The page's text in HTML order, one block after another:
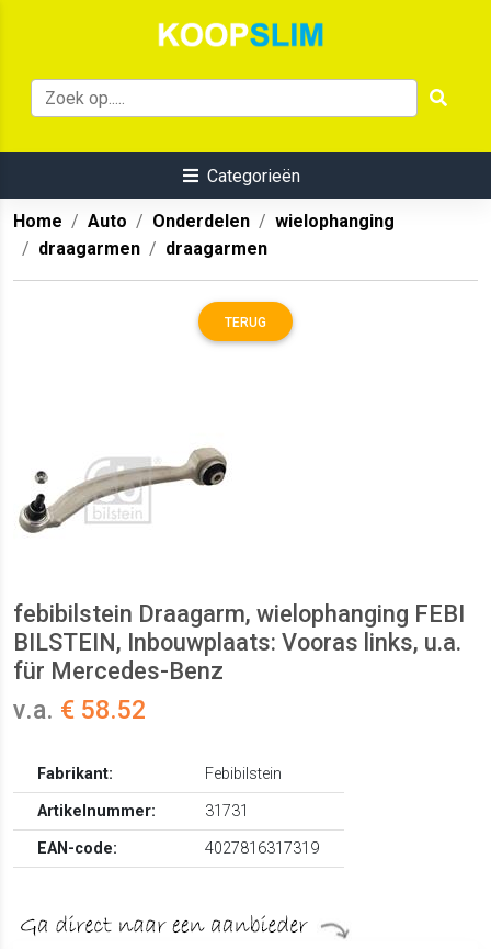
Categorieën
Home Auto Onderdelen
wielophanging
draagarmen
draagarmen
TERUG
febibilstein Draagarm, wielophanging FEBI
BILSTEIN, Inbouwplaats: Vooras links, u.a.
für Mercedes-Benz
v.a. € 58.52
Fabrikant:
Febibilstein
Artikelnummer:
31731
EAN-code:
4027816317319